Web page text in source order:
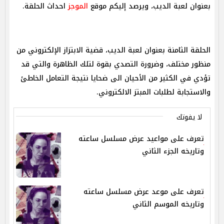
بعنوان لعبة الديب، ويرصد إليكم موقع الموجزاحداث الحلقة.
الحلقة الثامنة بعنوان لعبة الديب، قضية الابتزاز الإلكتروني من
منظور مختلف، وضرورة التصدي بقوة لتلك الظاهرة والتي قد
تؤدي في الكثير من الأحيان الى ضحايا نتيجة التعامل الخاطئ
والاستجابة لطلبات المبتز الالكتروني.
لا يفوتك
تعرف على مواعيد عرض مسلسل ساعته
وتاريخه الجزء الثاني
تعرف على موعد عرض مسلسل ساعته
وتاريخه الموسم الثاني